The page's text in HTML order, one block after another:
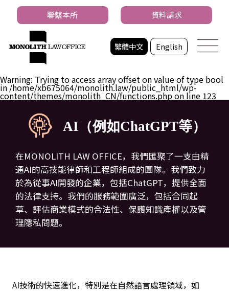
Warning: Trying to access array offset on value of type bool
in /home/xb675064/monolith.law/public_html/wp-
content/themes/monolith_CN/functions.phpon line 123
繁體中文 English
聯繫本所 資料請求
AI（例如ChatGPT等）
在MONOLITH LAW OFFICE，我們匯聚了一支由精
通AI的高技能律師和工程師組成的團隊。我們致力
於為從事AI開發的企業，包括ChatGPT，提供全面
的法律支持。我們的服務範圍廣泛，包括合同起
草、評估商業模式的合法性、保護知識產權以及管
理隱私問題。
AI技術的快速進化，特別是在自然語言處理領域，如